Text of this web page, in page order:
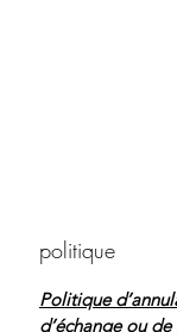
politique
Politique
d’échange ou